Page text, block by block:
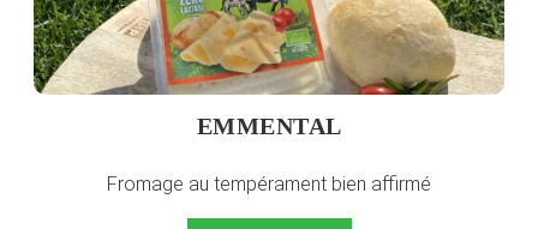
EMMENTAL
Fromage au tempérament bien affirmé